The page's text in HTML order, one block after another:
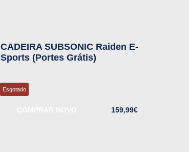
CADEIRA SUBSONIC Raiden E-
Sports (Portes Grátis)
Esgotado
159,99€